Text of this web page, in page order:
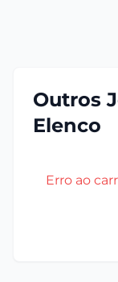
Outros
Elenco
Erro ao